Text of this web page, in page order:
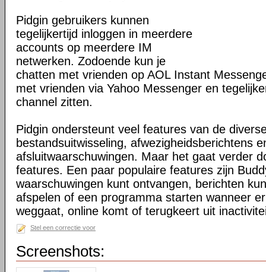
Pidgin gebruikers kunnen
tegelijkertijd inloggen in meerdere
accounts op meerdere IM
netwerken. Zodoende kun je
chatten met vrienden op AOL Instant
met vrienden via Yahoo Messenger en
channel zitten.
Pidgin ondersteunt veel features van de
bestandsuitwisseling, afwezigheidsberichtens
afsluitwaarschuwingen. Maar het gaat verder
features. Een paar populaire features zijn
waarschuwingen kunt ontvangen, berichten
afspelen of een programma starten wanneer
weggaat, online komt of terugkeert uit
Stel een correctie voor
Screenshots: